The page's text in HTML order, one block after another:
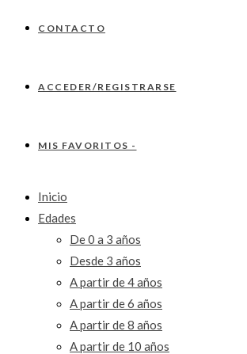
CONTACTO
ACCEDER/REGISTRARSE
MIS FAVORITOS -
Inicio
Edades
De 0 a 3 años
Desde 3 años
A partir de 4 años
A partir de 6 años
A partir de 8 años
A partir de 10 años